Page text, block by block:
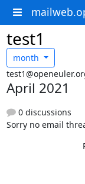
test1
month
April 2021
0 discussions
Sorry no email